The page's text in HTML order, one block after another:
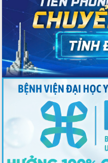
Tập huấn ứng dụng trí tuệ nhân tạo (AI)
trong thương mại điện tử năm 2026
Đoàn đại biểu Quốc hội tỉnh Đắk Lắk
trao đổi thông tin trước Kỳ họp thứ
nhất, Quốc hội khóa XVI
Quyết liệt cải cách hành chính, khơi
thông nguồn lực phát triển
Nâng cao hiệu lực, hiệu quả HĐND
tỉnh thông qua hiện đại hóa hành chính
Xã Ea Phê gắn cải cách hành chính với
chuyển đổi số
Phó Chủ tịch Thường trực UBND tỉnh
Hồ Thị Nguyên Thảo làm việc tại Trung